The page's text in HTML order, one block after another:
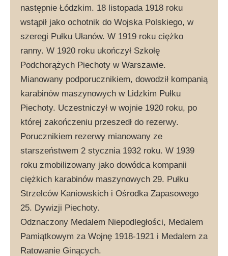
następnie Łódzkim. 18 listopada 1918 roku
wstąpił jako ochotnik do Wojska Polskiego, w
szeregi Pułku Ułanów. W 1919 roku ciężko
ranny. W 1920 roku ukończył Szkołę
Podchorążych Piechoty w Warszawie.
Mianowany podporucznikiem, dowodził kompanią
karabinów maszynowych w Lidzkim Pułku
Piechoty. Uczestniczył w wojnie 1920 roku, po
której zakończeniu przeszedł do rezerwy.
Porucznikiem rezerwy mianowany ze
starszeństwem 2 stycznia 1932 roku. W 1939
roku zmobilizowany jako dowódca kompanii
ciężkich karabinów maszynowych 29. Pułku
Strzelców Kaniowskich i Ośrodka Zapasowego
25. Dywizji Piechoty.
Odznaczony Medalem Niepodległości, Medalem
Pamiątkowym za Wojnę 1918-1921 i Medalem za
Ratowanie Ginących.